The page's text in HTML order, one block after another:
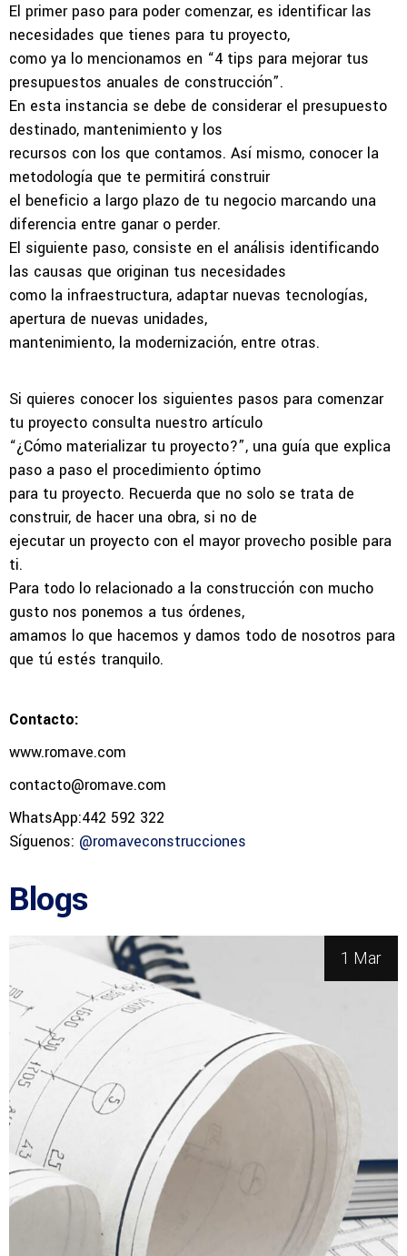
El primer paso para poder comenzar, es identificar las
necesidades que tienes para tu proyecto,
como ya lo mencionamos en “4 tips para mejorar tus
presupuestos anuales de construcción”.
En esta instancia se debe de considerar el presupuesto
destinado, mantenimiento y los
recursos con los que contamos. Así mismo, conocer la
metodología que te permitirá construir
el beneficio a largo plazo de tu negocio marcando una
diferencia entre ganar o perder.
El siguiente paso, consiste en el análisis identificando
las causas que originan tus necesidades
como la infraestructura, adaptar nuevas tecnologías,
apertura de nuevas unidades,
mantenimiento, la modernización, entre otras.
Si quieres conocer los siguientes pasos para comenzar
tu proyecto consulta nuestro artículo
“¿Cómo materializar tu proyecto?”, una guía que explica
paso a paso el procedimiento óptimo
para tu proyecto. Recuerda que no solo se trata de
construir, de hacer una obra, si no de
ejecutar un proyecto con el mayor provecho posible para
ti.
Para todo lo relacionado a la construcción con mucho
gusto nos ponemos a tus órdenes,
amamos lo que hacemos y damos todo de nosotros para
que tú estés tranquilo.
Contacto:
www.romave.com
contacto@romave.com
WhatsApp:442 592 322
Síguenos: @romaveconstrucciones
Blogs
1 Mar